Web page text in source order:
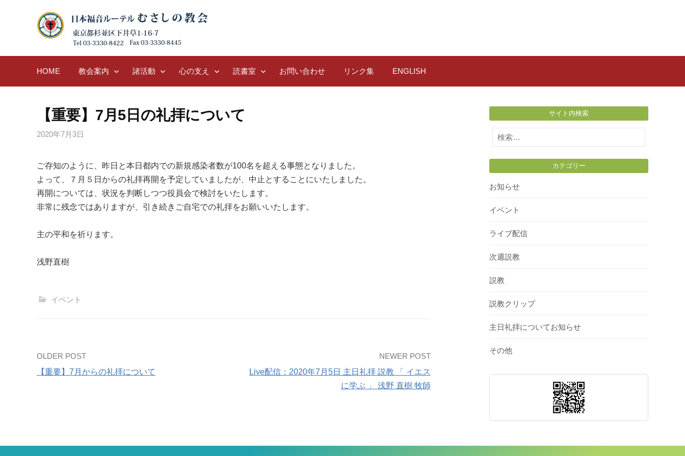
HOME 教会案内 諸活動 心の支え 読書室 お問い合わせ リンク集 ENGLISH
【重要】7月5日の礼拝について
2020年7月3日
ご存知のように、昨日と本日都内での新規感染者数が100名を超える事態となりました。
よって、７月５日からの礼拝再開を予定していましたが、中止とすることにいたしました。
再開については、状況を判断しつつ役員会で検討をいたします。
非常に残念ではありますが、引き続きご自宅での礼拝をお願いいたします。
主の平和を祈ります。
浅野直樹
イベント
Post
navigation
OLDER POST
【重要】7月からの礼拝について
NEWER POST
Live配信：2020年7月5日 主日礼拝 説教 「 イエス
に学ぶ 」 浅野 直樹 牧師
サイト内検索
検
索:
カテゴリー
お知らせ
イベント
ライブ配信
次週説教
説教
説教クリップ
主日礼拝についてお知らせ
その他